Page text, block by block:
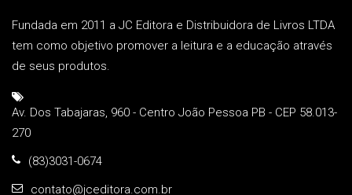
Fundada em 2011 a JC Editora e Distribuidora de Livros LTDA
tem como objetivo promover a leitura e a educação através
de seus produtos.
Av. Dos Tabajaras, 960 - Centro João Pessoa PB - CEP 58.013-
270
(83)3031-0674
contato@jceditora.com.br